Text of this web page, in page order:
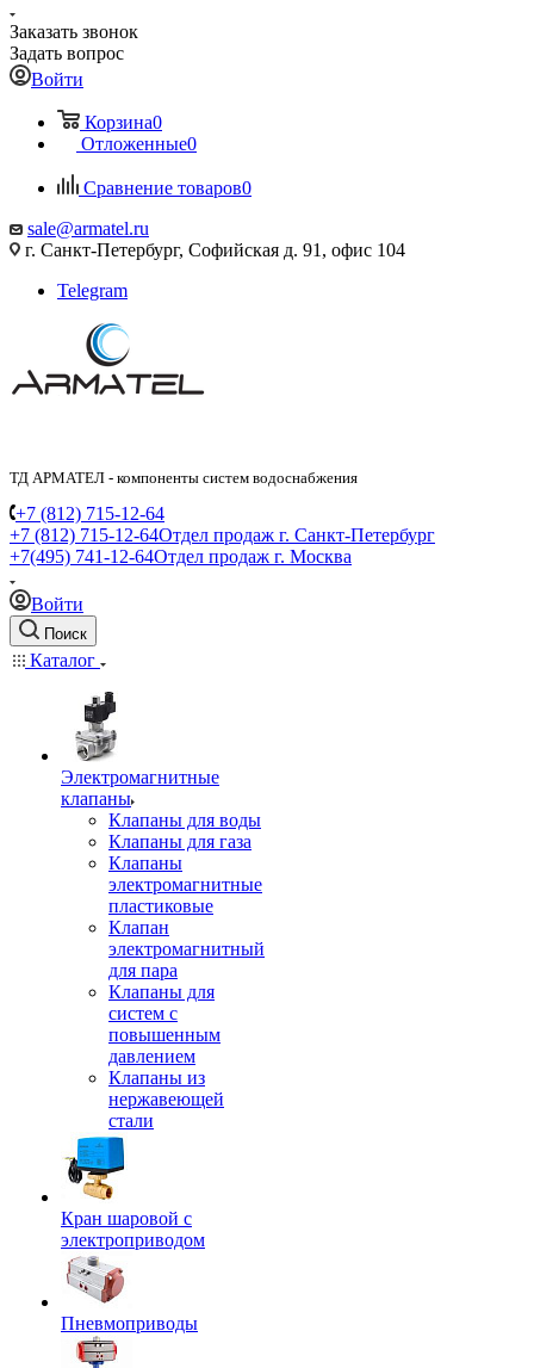
Заказать звонок
Задать вопрос
Войти
Корзина0
Отложенные0
Сравнение товаров0
sale@armatel.ru
г. Санкт-Петербург, Софийская д. 91, офис 104
Telegram
ТД АРМАТЕЛ - компоненты систем водоснабжения
+7 (812) 715-12-64
+7 (812) 715-12-64Отдел продаж г. Санкт-Петербург
+7(495) 741-12-64Отдел продаж г. Москва
Войти
Поиск
Каталог
Электромагнитные
клапаны
Клапаны для воды
Клапаны для газа
Клапаны
электромагнитные
пластиковые
Клапан
электромагнитный
для пара
Клапаны для
систем с
повышенным
давлением
Клапаны из
нержавеющей
стали
Кран шаровой с
электроприводом
Пневмоприводы